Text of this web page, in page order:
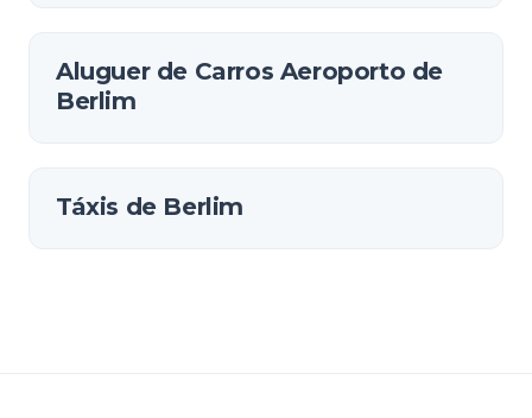
Aluguer de Carros Aeroporto de
Berlim
Táxis de Berlim